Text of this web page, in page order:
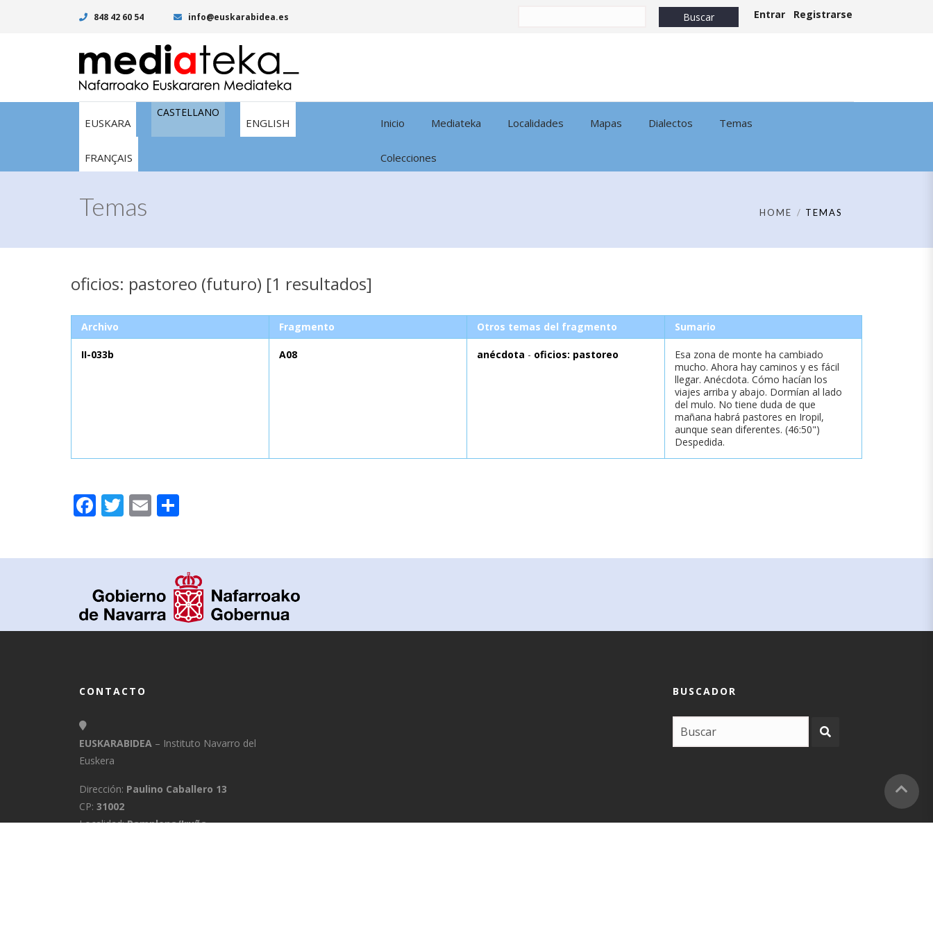
848 42 60 54 info@euskarabidea.es Entrar Registrarse
EUSKARA
CASTELLANO
ENGLISH
FRANÇAIS
Inicio Mediateka Localidades Mapas Dialectos Temas
Colecciones
Temas HOME TEMAS
oficios: pastoreo (futuro) [1 resultados]
Archivo Fragmento Otros temas del fragmento Sumario
II-033b A08 anécdota - oficios: pastoreo
Esa zona de monte ha cambiado
mucho. Ahora hay caminos y es fácil
llegar. Anécdota. Cómo hacían los
viajes arriba y abajo. Dormían al lado
del mulo. No tiene duda de que
mañana habrá pastores en Iropil,
aunque sean diferentes. (46:50")
Despedida.
Facebook
Twitter
Email
CONTACTO
EUSKARABIDEA – Instituto Navarro del
Euskera
Dirección: Paulino Caballero 13
CP: 31002
Localidad:Pamplona/Iruña
BUSCADOR